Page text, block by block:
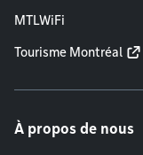
MTLWiFi
Tourisme Montréal
À propos de nous